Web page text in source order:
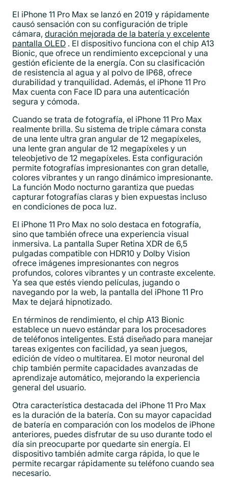
El iPhone 11 Pro Max se lanzó en 2019 y rápidamente
causó sensación con su configuración de triple
cámara, duración mejorada de la batería y excelente
pantalla OLED . El dispositivo funciona con el chip A13
Bionic, que ofrece un rendimiento excepcional y una
gestión eficiente de la energía. Con su clasificación
de resistencia al agua y al polvo de IP68, ofrece
durabilidad y tranquilidad. Además, el iPhone 11 Pro
Max cuenta con Face ID para una autenticación
segura y cómoda.
Cuando se trata de fotografía, el iPhone 11 Pro Max
realmente brilla. Su sistema de triple cámara consta
de una lente ultra gran angular de 12 megapíxeles,
una lente gran angular de 12 megapíxeles y un
teleobjetivo de 12 megapíxeles. Esta configuración
permite fotografías impresionantes con gran detalle,
colores vibrantes y un rango dinámico impresionante.
La función Modo nocturno garantiza que puedas
capturar fotografías claras y bien expuestas incluso
en condiciones de poca luz.
El iPhone 11 Pro Max no solo destaca en fotografía,
sino que también ofrece una experiencia visual
inmersiva. La pantalla Super Retina XDR de 6,5
pulgadas compatible con HDR10 y Dolby Vision
ofrece imágenes impresionantes con negros
profundos, colores vibrantes y un contraste excelente.
Ya sea que estés viendo películas, jugando o
navegando por la web, la pantalla del iPhone 11 Pro
Max te dejará hipnotizado.
En términos de rendimiento, el chip A13 Bionic
establece un nuevo estándar para los procesadores
de teléfonos inteligentes. Está diseñado para manejar
tareas exigentes con facilidad, ya sean juegos,
edición de vídeo o multitarea. El motor neuronal del
chip también permite capacidades avanzadas de
aprendizaje automático, mejorando la experiencia
general del usuario.
Otra característica destacada del iPhone 11 Pro Max
es la duración de la batería. Con su mayor capacidad
de batería en comparación con los modelos de iPhone
anteriores, puedes disfrutar de su uso durante todo el
día sin preocuparte por quedarte sin energía. El
dispositivo también admite carga rápida, lo que le
permite recargar rápidamente su teléfono cuando sea
necesario.